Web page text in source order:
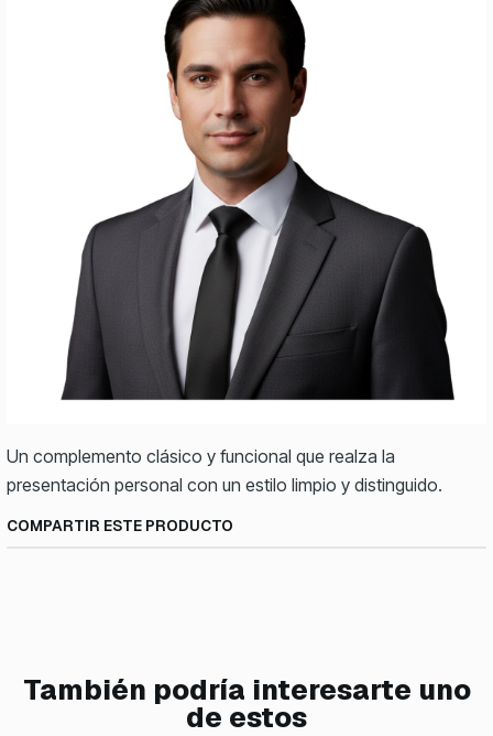
Un complemento clásico y funcional que realza la
presentación personal con un estilo limpio y distinguido.
COMPARTIR ESTE PRODUCTO
También podría interesarte uno
de estos